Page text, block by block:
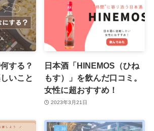
する？
いこと
日本酒「HINEMOS（ひね
もす）」を飲んだ口コミ。
女性に超おすすめ！
2023年3月21日